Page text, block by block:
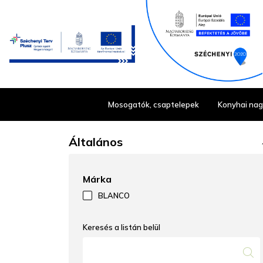
Mosogatók, csaptelepek Konyhai
Általános
Márka
BLANCO
Keresés a listán belül